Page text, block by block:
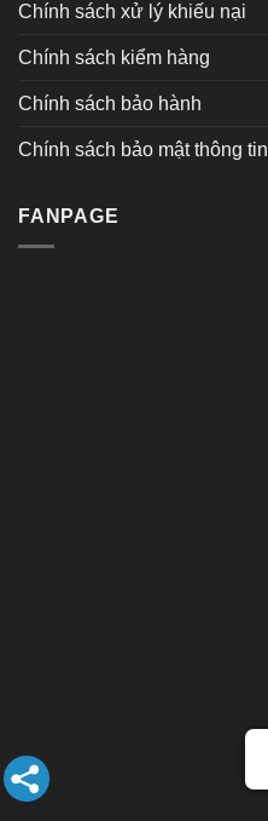
Chính sách xử lý khiếu nại
Chính sách kiểm hàng
Chính sách bảo hành
Chính sách bảo mật thông tin
FANPAGE